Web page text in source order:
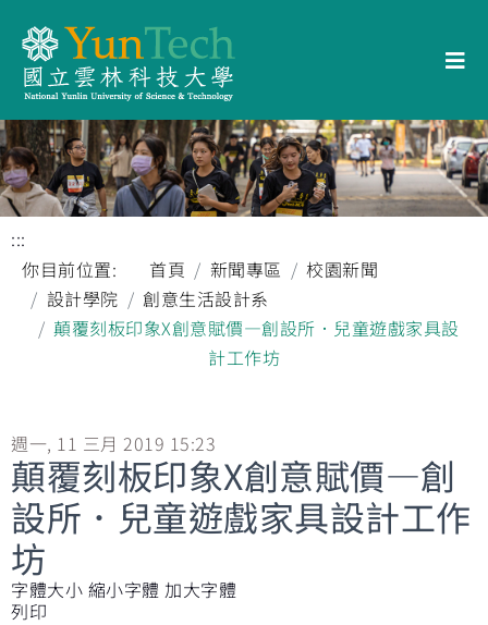
:::
你目前位置:
首頁 新聞專區
校園新聞
設計學院
創意生活設計系
顛覆刻板印象X創意賦價—創設所．兒童遊戲家具設
計工作坊
週一, 11 三月 2019 15:23
顛覆刻板印象X創意賦價—創
設所．兒童遊戲家具設計工作
坊
字體大小 縮小字體 加大字體
列印